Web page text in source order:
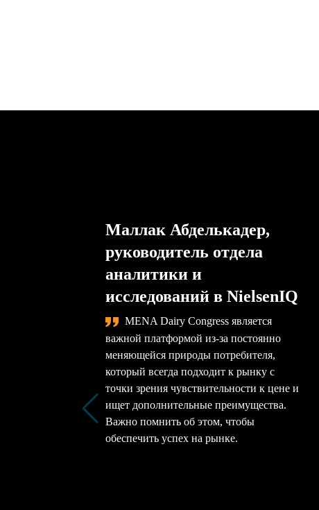
Маллак Абделькадер,
руководитель отдела
аналитики и
исследований в NielsenIQ
MENA Dairy Congress является
важной платформой из-за постоянно
меняющейся природы потребителя,
который всегда подходит к рынку с
точки зрения чувствительности к цене и
ищет дополнительные преимущества.
Важно помнить об этом, чтобы
обеспечить успех на рынке.